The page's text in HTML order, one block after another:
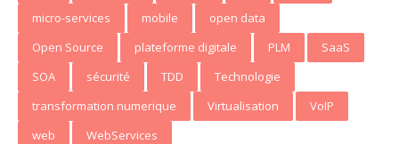
micro-services
mobile
open data
Open Source
plateforme digitale PLM
SaaS
SOA
sécurité TDD
Technologie
transformation numerique
Virtualisation
VoIP
web
WebServices